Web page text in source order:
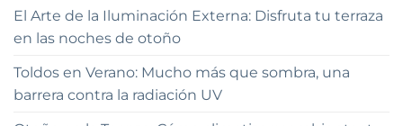
El Arte de la Iluminación Externa: Disfruta tu terraza
en las noches de otoño
Toldos en Verano: Mucho más que sombra, una
barrera contra la radiación UV